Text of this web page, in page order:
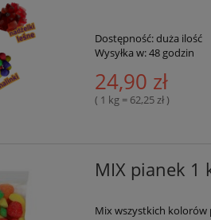
Dostępność:duża ilość
Wysyłka w:48 godzin
24,90 zł
( 1 kg = 62,25 zł )
MIX pianek 1
Mix wszystkich kolorów